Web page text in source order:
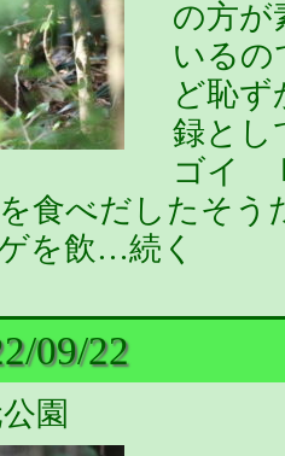
の方が
いるの
ど恥
録とし
ゴイ
食べだしたそ
を飲…続く
09/22
園